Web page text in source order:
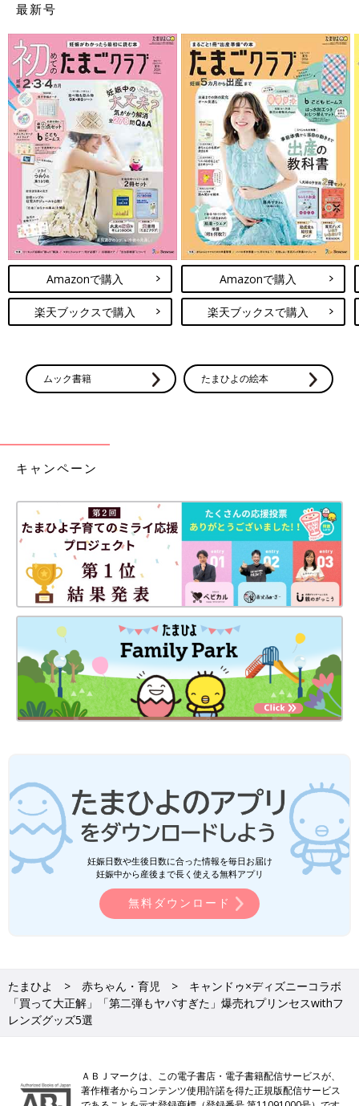
最新号
Amazonで購入
楽天ブックスで購入
Amazonで購入
楽天ブックスで購入
ムック書籍 たまひよの絵本
キャンペーン
妊娠日数や生後日数に合った情報を毎日お届け
妊娠中から産後まで長く使える無料アプリ
無料ダウンロード
たまひよ 赤ちゃん・育児
キャンドゥ×ディズニーコラボ
「買って大正解」「第二弾もヤバすぎた」爆売れプリンセスwithフ
レンズグッズ5選
ＡＢＪマークは、この電子書店・電子書籍配信サービスが、
著作権者からコンテンツ使用許諾を得た正規版配信サービス